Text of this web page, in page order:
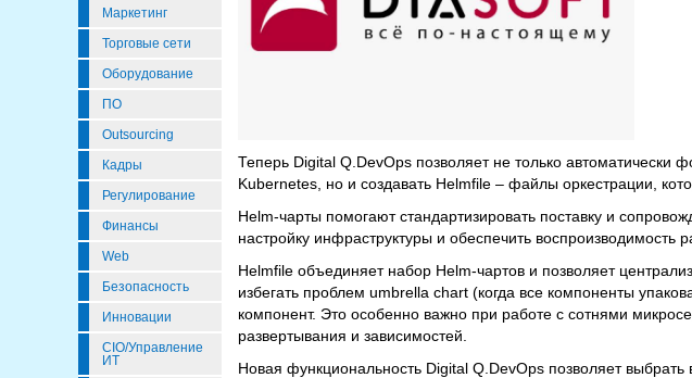
Маркетинг
Торговые сети
Оборудование
ПО
Outsourcing
Кадры
Регулирование
Финансы
Web
Безопасность
Инновации
CIO/Управление
ИТ
Теперь Digital Q.DevOps позволяет не только
Kubernetes, но и создавать Helmfile – файлы оркестрации,
Helm-чарты помогают стандартизировать поставку и
настройку инфраструктуры и обеспечить воспроизводимость
Helmfile объединяет набор Helm-чартов и позволяет
избегать проблем umbrella chart (когда все компоненты
компонент. Это особенно важно при работе с сотнями
развертывания и зависимостей.
Новая функциональность Digital Q.DevOps позволяет